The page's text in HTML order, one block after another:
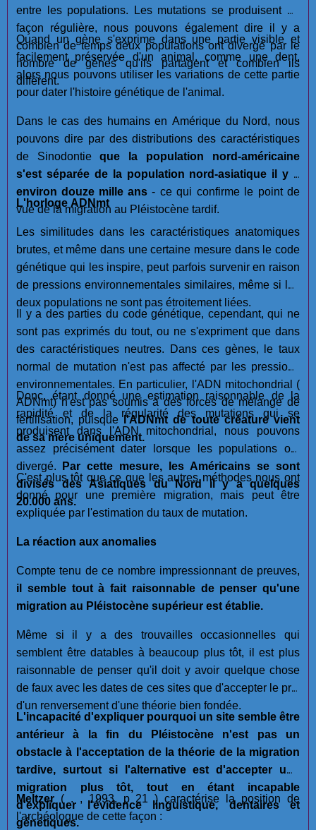
entre les populations. Les mutations se produisent de
façon régulière, nous pouvons également dire il y a
combien de temps deux populations ont divergé par le
nombre de gènes qu'ils partagent et combien ils
diffèrent.
Quand un gène s'exprime dans une partie visible et
facilement préservée d'un animal, comme une dent,
alors nous pouvons utiliser les variations de cette partie
pour dater l'histoire génétique de l'animal.
Dans le cas des humains en Amérique du Nord, nous
pouvons dire par des distributions des caractéristiques
de Sinodontie que la population nord-américaine
s'est séparée de la population nord-asiatique il y a
environ douze mille ans - ce qui confirme le point de
vue de la migration au Pléistocène tardif.
L'horloge ADNmt
Les similitudes dans les caractéristiques anatomiques
brutes, et même dans une certaine mesure dans le code
génétique qui les inspire, peut parfois survenir en raison
de pressions environnementales similaires, même si les
deux populations ne sont pas étroitement liées.
Il y a des parties du code génétique, cependant, qui ne
sont pas exprimés du tout, ou ne s'expriment que dans
des caractéristiques neutres. Dans ces gènes, le taux
normal de mutation n'est pas affecté par les pressions
environnementales. En particulier, l'ADN mitochondrial (
ADNmt) n'est pas soumis à des forces de mélange de
fertilisation, puisquel'ADNmt de toute créature vient
de sa mère uniquement.
Donc, étant donné une estimation raisonnable de la
rapidité et de la régularité des mutations qui se
produisent dans l'ADN mitochondrial, nous pouvons
assez précisément dater lorsque les populations ont
divergé.
Par cette mesure, les Américains se sont
divisés des Asiatiques du Nord il y a quelques
20.000 ans.
C'est plus tôt que ce que les autres méthodes nous ont
donné pour une première migration, mais peut être
expliquée par l'estimation du taux de mutation.
La réaction aux anomalies
Compte tenu de ce nombre impressionnant de preuves,
il semble tout à fait raisonnable de penser qu'une
migration au Pléistocène supérieur est établie.
Même si il y a des trouvailles occasionnelles qui
semblent être datables à beaucoup plus tôt, il est plus
raisonnable de penser qu'il doit y avoir quelque chose
de faux avec les dates de ces sites que d'accepter le prix
d'un renversement d'une théorie bien fondée.
L'incapacité d'expliquer pourquoi un site semble être
antérieur à la fin du Pléistocène n'est pas un
obstacle à l'acceptation de la théorie de la migration
tardive, surtout si l'alternative est d'accepter une
migration plus tôt, tout en étant incapable
d'expliquer l'évidence linguistique, dentaires et
génétiques.
Meltzer ( . , 1993, p 21 ) caractérise la position de
l'archéologue de cette façon :